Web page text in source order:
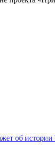
об истории